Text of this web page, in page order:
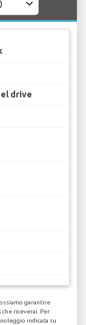
drive
garantire
riceverai. Per
indicata su